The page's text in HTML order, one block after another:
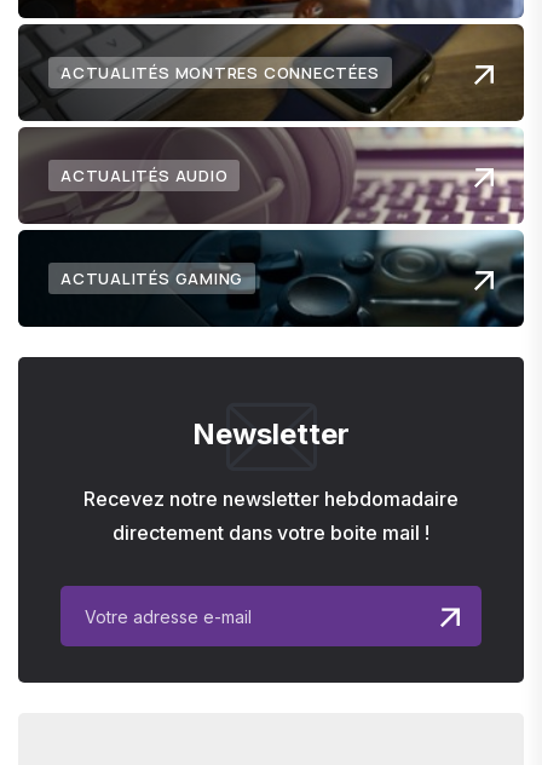
ACTUALITÉS MONTRES CONNECTÉES
ACTUALITÉS AUDIO
ACTUALITÉS GAMING
Newsletter
Recevez notre newsletter hebdomadaire
directement dans votre boite mail !